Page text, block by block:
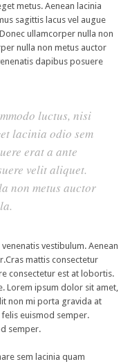
metus. Aenean lacinia
sagittis lacus vel augue
ullamcorper nulla non
nulla non metus auctor
dapibus posuere
luctus, nisi
lacinia odio sem
erat a ante
velit aliquet.
non metus auctor
vestibulum. Aenean
mattis consectetur
consectetur est at lobortis.
Lorem ipsum dolor sit amet,
non mi porta gravida at
euismod semper.
semper.
sem lacinia quam